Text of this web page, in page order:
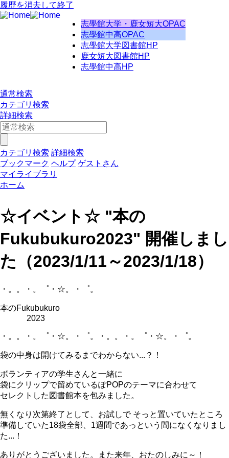
履歴を消去して終了
志學館大学・鹿女短大OPAC
志學館中高OPAC
志學館大学図書館HP
鹿女短大図書館HP
志學館中高HP
通常検索
カテゴリ検索
詳細検索
カテゴリ検索 詳細検索
ブックマーク ヘルプ ゲストさん
マイライブラリ
ホーム
☆イベント☆ "本の
Fukubukuro2023" 開催しまし
た（2023/1/11～2023/1/18）
・。。・。゜・☆。・゜。
本のFukubukuro
2023
・。。・。゜・☆。・゜。・。。・。゜・☆。・゜。
袋の中身は開けてみるまでわからない...？！
ボランティアの学生さんと一緒に
袋にクリップで留めているぽPOPのテーマに合わせて
セレクトした図書館本を包みました。
無くなり次第終了として、お試しで そっと置いていたところ
準備していた18袋全部、1週間であっという間になくなりまし
た...！
ありがとうございました。また来年、おたのしみに～！